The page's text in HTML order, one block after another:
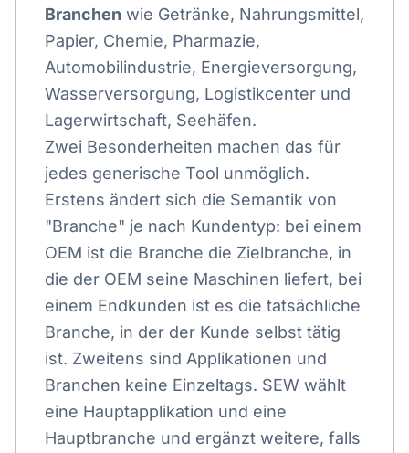
Branchen wie Getränke, Nahrungsmittel,
Papier, Chemie, Pharmazie,
Automobilindustrie, Energieversorgung,
Wasserversorgung, Logistikcenter und
Lagerwirtschaft, Seehäfen.
Zwei Besonderheiten machen das für
jedes generische Tool unmöglich.
Erstens ändert sich die Semantik von
"Branche" je nach Kundentyp: bei einem
OEM ist die Branche die Zielbranche, in
die der OEM seine Maschinen liefert, bei
einem Endkunden ist es die tatsächliche
Branche, in der der Kunde selbst tätig
ist. Zweitens sind Applikationen und
Branchen keine Einzeltags. SEW wählt
eine Hauptapplikation und eine
Hauptbranche und ergänzt weitere, falls